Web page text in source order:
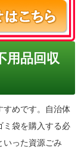
用品回収
すめです。自治体
ミ袋を購入する必
いった資源ごみ